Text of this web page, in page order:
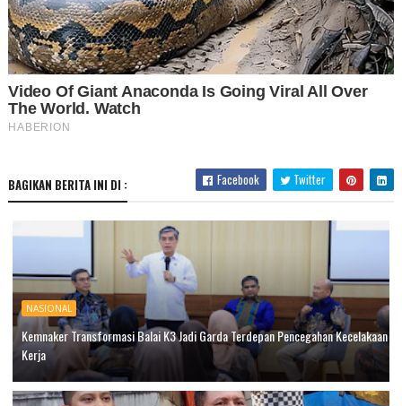
BAGIKAN BERITA INI DI : Facebook Twitter
NASIONAL
Kemnaker Transformasi Balai K3 Jadi Garda Terdepan Pencegahan Kecelakaan
Kerja